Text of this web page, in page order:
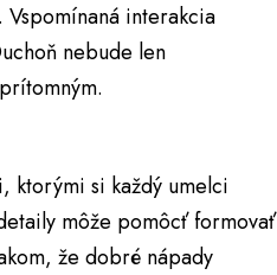
interakcia
nebude len
ktorými si každý umelci
môže pomôcť formovať
že dobré nápady